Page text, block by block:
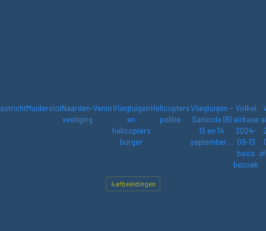
MuiderslotNaarden-
vestiging
VenloVliegtuigen
en
helicopters
burger
Helicopters
politie
Vliegtuigen -
Sanicole (B)
13 en 14
september…
Volkel
airbase
2024-
09-13
basis
bezoek
4 afbeeldingen